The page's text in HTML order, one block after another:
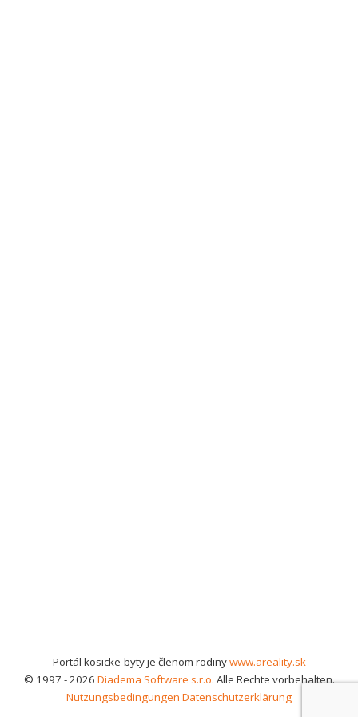
Portál kosicke-byty je členom rodinywww.areality.sk
© 1997 - 2026 Diadema Software s.r.o. Alle Rechte vorbehalten.
Nutzungsbedingungen Datenschutzerklärung